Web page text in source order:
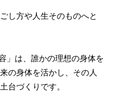
し方や人生そのものへと
」は、誰かの理想の身体を
の身体を活かし、その人
台づくりです。